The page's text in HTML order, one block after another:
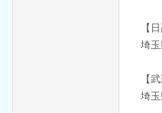
【
埼
【
埼